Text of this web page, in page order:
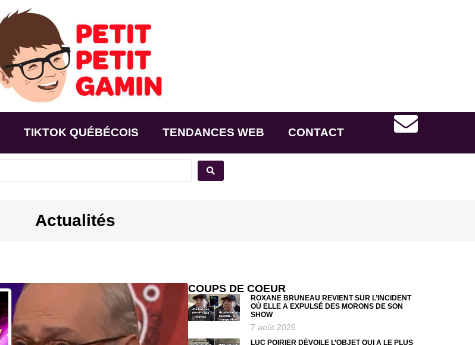
TIKTOK QUÉBÉCOIS TENDANCES WEB CONTACT
Actualités
COUPS DE COEUR
ROXANE BRUNEAU REVIENT SUR L’INCIDENT
OÙ ELLE A EXPULSÉ DES MORONS DE SON
SHOW
7 août 2026
LUC POIRIER DÉVOILE L’OBJET QUI A LE PLUS